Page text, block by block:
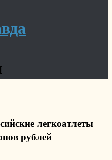
легкоатлеты
рублей